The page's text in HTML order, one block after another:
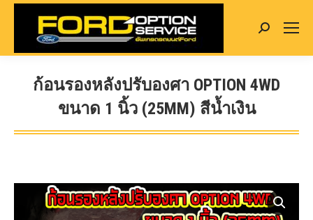
Search:
ก้อนรองหลังปรับองศา OPTION 4WD
ขนาด 1 นิ้ว (25MM) สีน้ำเงิน
You are here: